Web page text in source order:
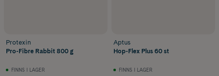
Protexin
Pro-Fibre Rabbit 800 g
FINNS I LAGER
Aptus
Hop-Flex Plus 60 st
FINNS I LAGER